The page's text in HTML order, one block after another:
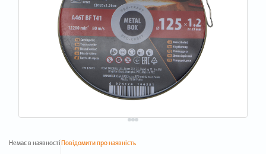
Немає в наявності Повідомити про наявність